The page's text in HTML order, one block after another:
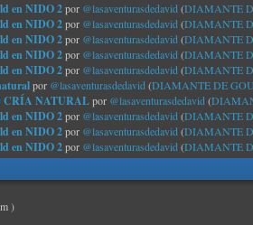
en NIDO 2por @lasaventurasdedavid (DIAMANTE
en NIDO 2por @lasaventurasdedavid (DIAMANTE
en NIDO 2por @lasaventurasdedavid (DIAMANTE
en NIDO 2por @lasaventurasdedavid (DIAMANTE
en NIDO 2por @lasaventurasdedavid (DIAMANTE
por @lasaventurasdedavid (DIAMANTE DE
CRÍA NATURALpor @lasaventurasdedavid (
en NIDO 2por @lasaventurasdedavid (DIAMANTE
en NIDO 2por @lasaventurasdedavid (DIAMANTE
en NIDO 2por @lasaventurasdedavid (DIAMANTE
)